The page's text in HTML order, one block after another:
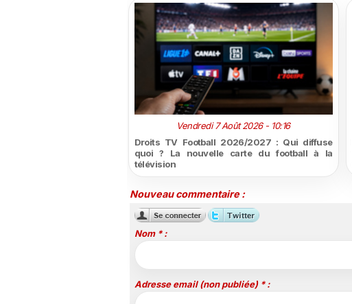
Vendredi 7 Août 2026 - 10:16
Droits TV Football 2026/2027 : Qui diffuse
quoi ? La nouvelle carte du football à la
télévision
Nouveau commentaire :
Nom * :
Adresse email (non publiée) * :